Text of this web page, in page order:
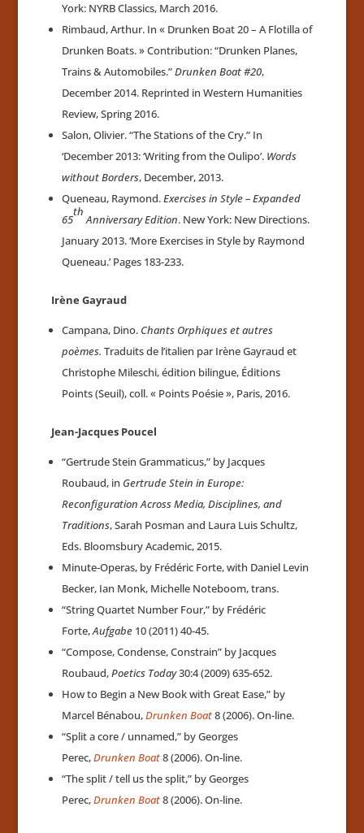
York: NYRB Classics, March 2016.
Rimbaud, Arthur. In « Drunken Boat 20 – A Flotilla of
Drunken Boats. » Contribution: “Drunken Planes,
Trains & Automobiles.”Drunken Boat #20,
December 2014. Reprinted in Western Humanities
Review, Spring 2016.
Salon, Olivier. “The Stations of the Cry.” In
‘December 2013: ‘Writing from the Oulipo’. Words
without Borders, December, 2013.
Queneau, Raymond.Exercises in Style – Expanded
65
th
Anniversary Edition. New York: New Directions.
January 2013. ‘More Exercises in Style by Raymond
Queneau.’ Pages 183-233.
Irène Gayraud
Campana, Dino. Chants Orphiques et autres
poèmes. Traduits de l’italien par Irène Gayraud et
Christophe Mileschi, édition bilingue, Éditions
Points (Seuil), coll. « Points Poésie », Paris, 2016.
Jean-Jacques Poucel
“Gertrude Stein Grammaticus,” by Jacques
Roubaud, in Gertrude Stein in Europe:
Reconfiguration Across Media, Disciplines, and
Traditions, Sarah Posman and Laura Luis Schultz,
Eds. Bloomsbury Academic, 2015.
Minute-Operas, by Frédéric Forte, with Daniel Levin
Becker, Ian Monk, Michelle Noteboom, trans.
“String Quartet Number Four,” by Frédéric
Forte,Aufgabe10 (2011) 40-45.
“Compose, Condense, Constrain” by Jacques
Roubaud,Poetics Today30:4 (2009) 635-652.
How to Begin a New Book with Great Ease,” by
Marcel Bénabou,Drunken Boat8 (2006). On-line.
“Split a core / unnamed,” by Georges
Perec,Drunken Boat8 (2006). On-line.
“The split / tell us the split,” by Georges
Perec,Drunken Boat8 (2006). On-line.